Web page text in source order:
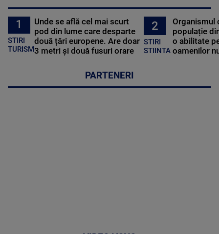
1
STIRI
TURISM
Unde se află cel mai scurt
pod din lume care desparte
două țări europene. Are doar
3 metri și două fusuri orare
2
STIRI
STIINTA
Organismul
populație
o abilitate
oamenilor
PARTENERI